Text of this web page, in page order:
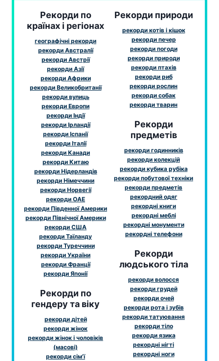
Рекорди по
країнах і регіонах
географічні рекорди
рекорди Австралії
рекорди Австрії
рекорди Азії
рекорди Африки
рекорди Великобританії
рекорди вулиць
рекорди Европи
рекорди Індії
рекорди Ірландії
рекорди Іспанії
рекорди Італії
рекорди Канади
рекорди Китаю
рекорди Нідерландів
рекорди Німеччини
рекорди Норвегії
рекорди ОАЕ
рекорди Південної Америки
рекорди Північної Америки
рекорди США
рекорди Таїланду
рекорди Туреччини
рекорди України
рекорди Франції
рекорди Японії
Рекорди по
гендеру та віку
рекорди дітей
рекорди жінок
рекорди жінок і чоловіків
(масові)
рекорди сім'ї
Рекорди природи
рекорди котів і кішок
рекорди печер
рекорди погоди
рекорди природи
рекорди птахів
рекорди риб
рекорди рослин
рекорди собак
рекорди тварин
Рекорди
предметів
рекорди годинників
рекорди колекцій
рекорди кубика рубіка
рекорди побутової техніки
рекорди предметів
рекордний одяг
рекордні книги
рекордні меблі
рекордні монументи
рекордні телефони
Рекорди
людського тіла
рекорди волосся
рекорди грудей
рекорди очей
рекорди рота і зубів
рекорди татуювання
рекорди тіло
рекорди язика
рекордні нігті
рекордні ноги